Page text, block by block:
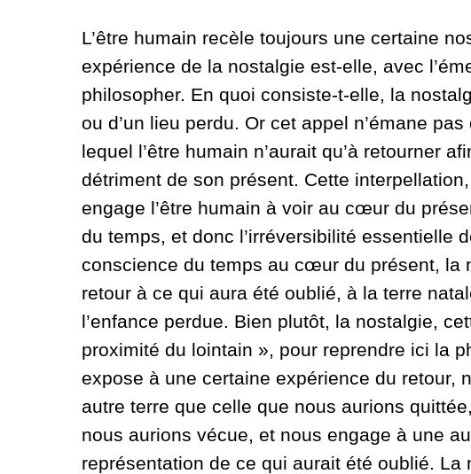
L’être humain recèle toujours une certaine
expérience de la nostalgie est-elle, avec
philosopher. En quoi consiste-t-elle, la
ou d’un lieu perdu. Or cet appel n’émane pas
lequel l’être humain n’aurait qu’à retourner
détriment de son présent. Cette
engage l’être humain à voir au cœur du
du temps, et donc l’irréversibilité essentielle
conscience du temps au cœur du présent, la
retour à ce qui aura été oublié, à la terre
l’enfance perdue. Bien plutôt, la nostalgie,
proximité du lointain », pour reprendre ici la
expose à une certaine expérience du retour,
autre terre que celle que nous aurions
nous aurions vécue, et nous engage à une
représentation de ce qui aurait été oublié.